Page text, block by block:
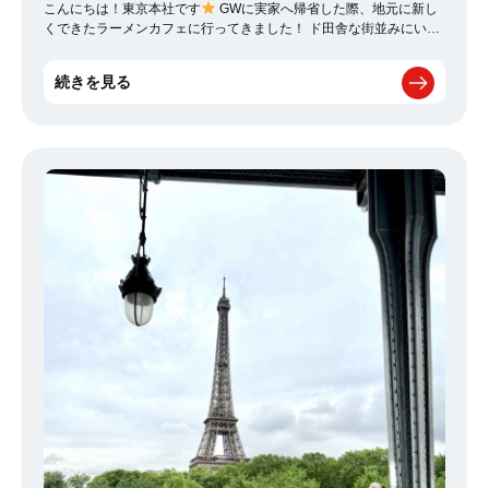
こんにちは！東京本社です
くできたラーメンカフェに行ってきました！ ド田舎な街並みにいき
てますが…
) 今回いただいたのは「釜玉昆布水つけ麺」 そして何
続きを見る